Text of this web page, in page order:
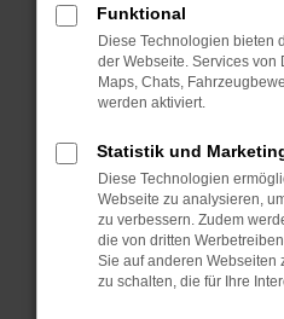
FEHLER:
ERROR
Hier sind ein paar Tipps,
Überprüfe deine
Internetverbindung.
Laden andere
Suchmaschine?
Funktional
Diese Technologien bieten
der Webseite. Services von
Maps, Chats,
werden aktiviert.
Statistik und
Diese Technologien
Webseite zu analysieren,
zu verbessern. Zudem
die von dritten
Sie auf anderen Webseiten
zu schalten, die für Ihre